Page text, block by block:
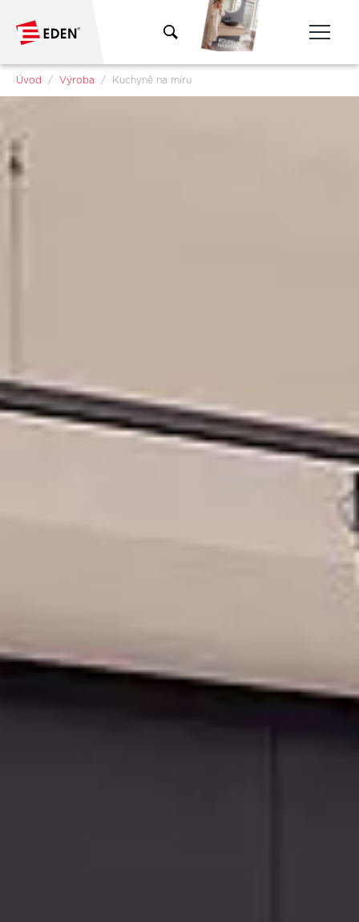
Jsi tady:
Úvod Výroba Kuchyně na míru